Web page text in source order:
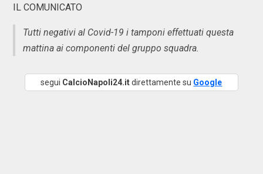
IL COMUNICATO
Tutti negativi al Covid-19 i tamponi effettuati questa
mattina ai componenti del gruppo squadra.
segui CalcioNapoli24.itdirettamente su Google